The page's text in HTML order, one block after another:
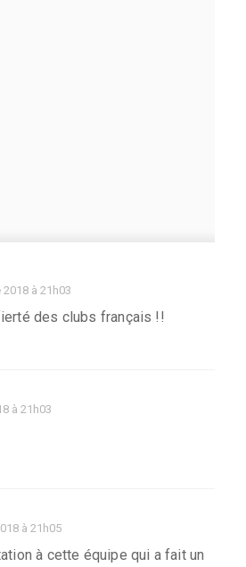
à 21h03
des clubs français !!
à 21h03
à 21h05
à cette équipe qui a fait un